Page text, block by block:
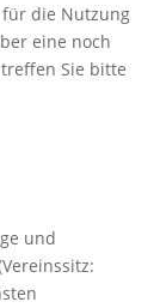
für die Nutzung
eine noch
Sie bitte
und